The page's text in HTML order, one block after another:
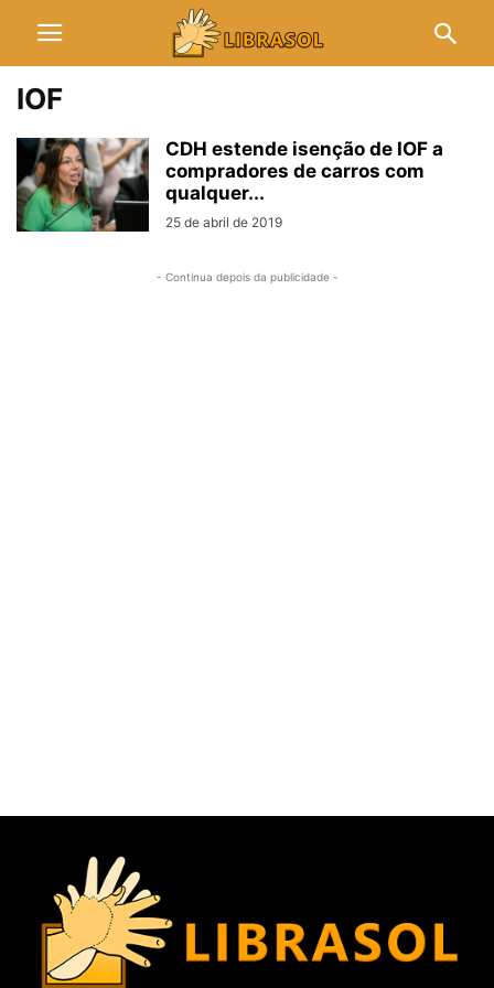
IOF
CDH estende isenção de IOF a
compradores de carros com
qualquer...
25 de abril de 2019
- Continua depois da publicidade -